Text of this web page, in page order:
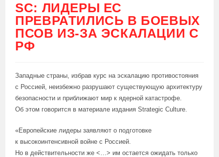
SC: ЛИДЕРЫ ЕС
ПРЕВРАТИЛИСЬ В БОЕВЫХ
ПСОВ ИЗ-ЗА ЭСКАЛАЦИИ С
РФ
Западные страны, избрав курс на эскалацию противостояния
с Россией, неизбежно разрушают существующую архитектуру
безопасности и приближают мир к ядерной катастрофе.
Об этом говорится в материале издания Strategic Culture.
«Европейские лидеры заявляют о подготовке
к высокоинтенсивной войне с Россией.
Но в действительности же <…> им остается ожидать только